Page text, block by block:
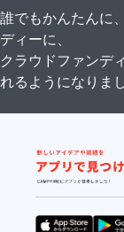
誰でもかんたんに
ディーに、
クラウドファンデ
れるようになりまし